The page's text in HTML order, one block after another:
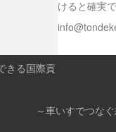
けると確実
きる国際貢
なぐ想い・